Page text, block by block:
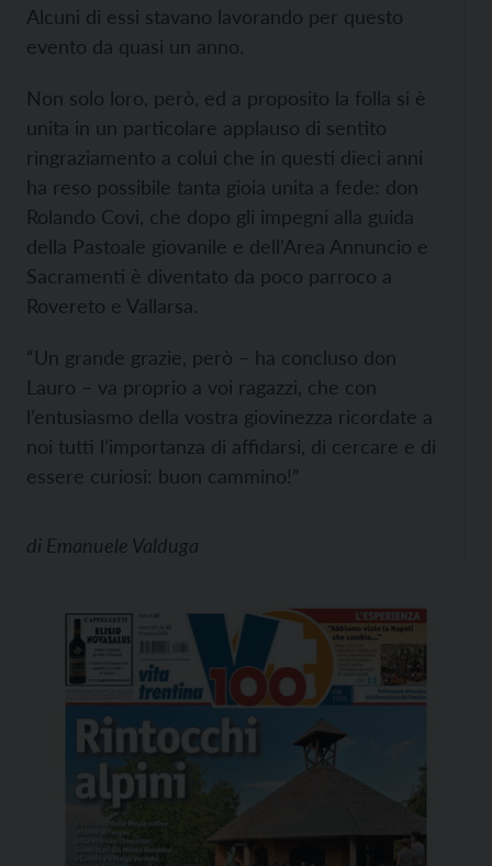
Alcuni di essi stavano lavorando per questo
evento da quasi un anno.
Non solo loro, però, ed a proposito la folla si è
unita in un particolare applauso di sentito
ringraziamento a colui che in questi dieci anni
ha reso possibile tanta gioia unita a fede: don
Rolando Covi, che dopo gli impegni alla guida
della Pastoale giovanile e dell’Area Annuncio e
Sacramenti è diventato da poco parroco a
Rovereto e Vallarsa.
“Un grande grazie, però – ha concluso don
Lauro – va proprio a voi ragazzi, che con
l’entusiasmo della vostra giovinezza ricordate a
noi tutti l’importanza di affidarsi, di cercare e di
essere curiosi: buon cammino!”
di Emanuele Valduga